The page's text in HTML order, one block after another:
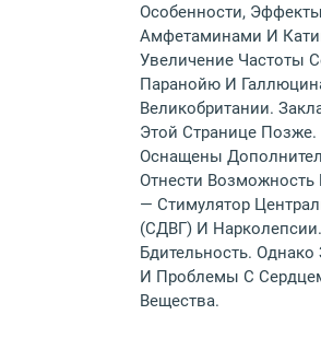
Особенности,
Амфетаминами И
Увеличение Частоты
Паранойю И
Великобритании.
Этой Странице
Оснащены
Отнести
— Стимулятор
(СДВГ) И
Бдительность.
И Проблемы С
Вещества.